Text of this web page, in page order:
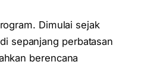
Dimulai sejak
sepanjang perbatasan
berencana